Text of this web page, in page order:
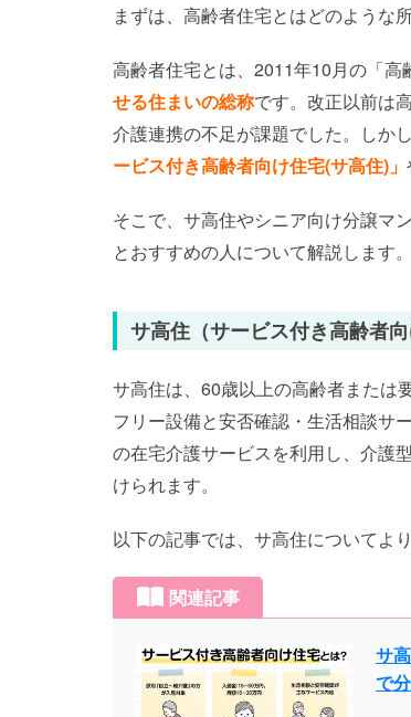
まずは、高齢者住宅とはどのような
高齢者住宅とは、2011年10月の「高
せる住まいの総称です。改正以前は
介護連携の不足が課題でした。しか
ービス付き高齢者向け住宅(サ高住)」
そこで、サ高住やシニア向け分譲マ
とおすすめの人について解説します。
サ高住（サービス付き高齢者
サ高住は、60歳以上の高齢者または
フリー設備と安否確認・生活相談サ
の在宅介護サービスを利用し、介護
けられます。
以下の記事では、サ高住についてよ
関連記事
サ
で